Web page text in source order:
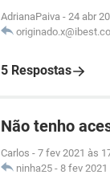
AdrianaPaiva - 24 abr
5 Respostas
Não tenho
Carlos - 7 fev 2021 às
ninha25 - 8 fev 2021